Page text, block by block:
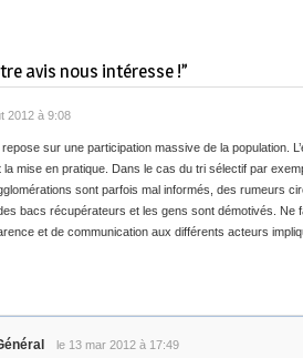
avis nous intéresse !”
2012 à 9:08
repose sur une participation massive de la population.
la mise en pratique. Dans le cas du tri sélectif par
sont parfois mal informés, des rumeurs
bacs récupérateurs et les gens sont démotivés. Ne
et de communication aux différents acteurs
le 13 mar 2012 à 17:49